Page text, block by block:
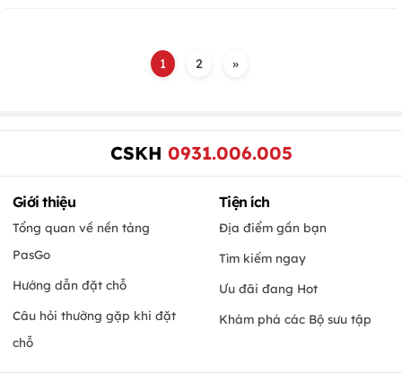
1 2 »
CSKH 0931.006.005
Giới thiệu
Tổng quan về nền tảng
PasGo
Hướng dẫn đặt chỗ
Câu hỏi thường gặp khi đặt
chỗ
Tiện ích
Địa điểm gần bạn
Tìm kiếm ngay
Ưu đãi đang Hot
Khám phá các Bộ sưu tập